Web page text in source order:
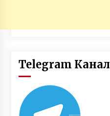
Telegram Канал